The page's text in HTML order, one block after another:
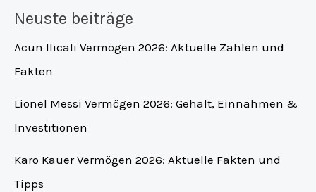
Neuste beiträge
Acun Ilicali Vermögen 2026: Aktuelle Zahlen und
Fakten
Lionel Messi Vermögen 2026: Gehalt, Einnahmen &
Investitionen
Karo Kauer Vermögen 2026: Aktuelle Fakten und
Tipps